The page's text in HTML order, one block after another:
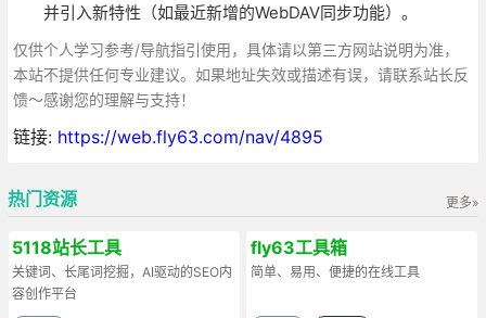
并引入新特性（如最近新增的WebDAV同步功能）。
仅供个人学习参考/导航指引使用，具体请以第三方网站说明为准，
本站不提供任何专业建议。如果地址失效或描述有误，请联系站长反
馈～感谢您的理解与支持！
链接: https://web.fly63.com/nav/4895
更多»
热门资源
5118站长工具
关键词、长尾词挖掘，AI驱动的SEO内
容创作平台
fly63工具箱
简单、易用、便捷的在线工具